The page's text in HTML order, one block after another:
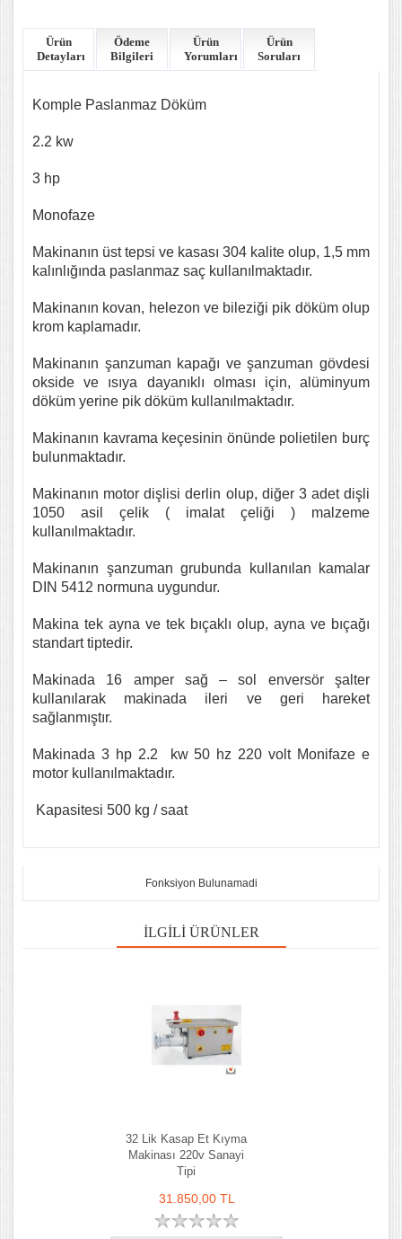
Ürün
Detayları
Ödeme
Bilgileri
Ürün
Yorumları
Ürün
Soruları
Komple Paslanmaz Döküm
2.2 kw
3 hp
Monofaze
Makinanın üst tepsi ve kasası 304 kalite olup, 1,5 mm
kalınlığında paslanmaz saç kullanılmaktadır.
Makinanın kovan, helezon ve bileziği pik döküm olup
krom kaplamadır.
Makinanın şanzuman kapağı ve şanzuman gövdesi
okside ve ısıya dayanıklı olması için, alüminyum
döküm yerine pik döküm kullanılmaktadır.
Makinanın kavrama keçesinin önünde polietilen burç
bulunmaktadır.
Makinanın motor dişlisi derlin olup, diğer 3 adet dişli
1050 asil çelik ( imalat çeliği ) malzeme
kullanılmaktadır.
Makinanın şanzuman grubunda kullanılan kamalar
DIN 5412 normuna uygundur.
Makina tek ayna ve tek bıçaklı olup, ayna ve bıçağı
standart tiptedir.
Makinada 16 amper sağ – sol enversör şalter
kullanılarak makinada ileri ve geri hareket
sağlanmıştır.
Makinada 3 hp 2.2 kw 50 hz 220 volt Monifaze e
motor kullanılmaktadır.
Kapasitesi 500 kg / saat
Fonksiyon Bulunamadi
İLGILI ÜRÜNLER
32 Lik Kasap Et Kıyma
Makinası 220v Sanayi
Tipi
31.850,00 TL